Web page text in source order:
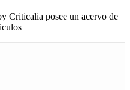
Criticalia posee un acervo de